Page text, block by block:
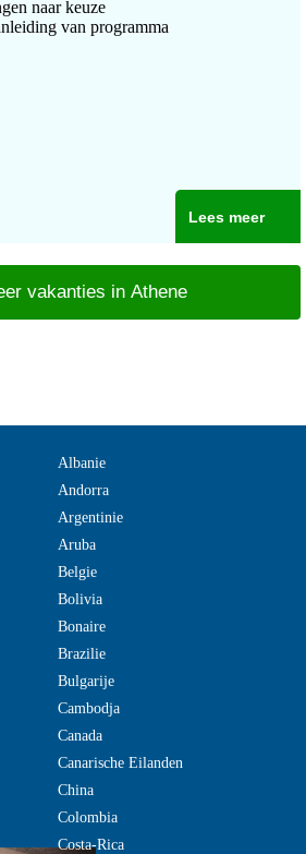
naar keuze
van programma
Lees meer
vakanties in Athene
Albanie
Andorra
Argentinie
Aruba
Belgie
Bolivia
Bonaire
Brazilie
Bulgarije
Cambodja
Canada
Canarische Eilanden
China
Colombia
Costa-Rica